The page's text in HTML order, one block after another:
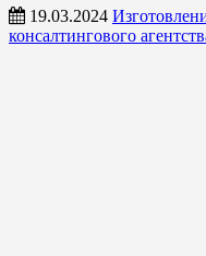
19.03.2024
консалтингового